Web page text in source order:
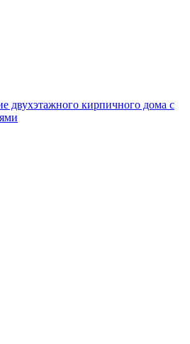
двухэтажного кирпичного дома с